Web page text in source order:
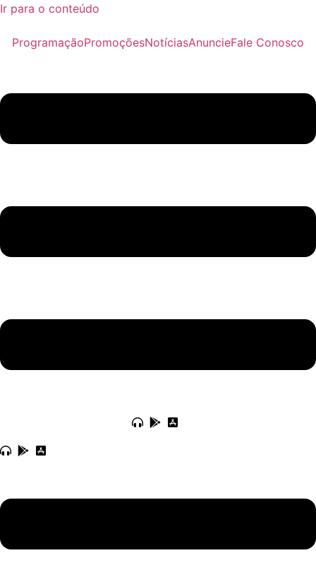
Ir para o conteúdo
ProgramaçãoPromoçõesNotíciasAnuncieFale Conosco